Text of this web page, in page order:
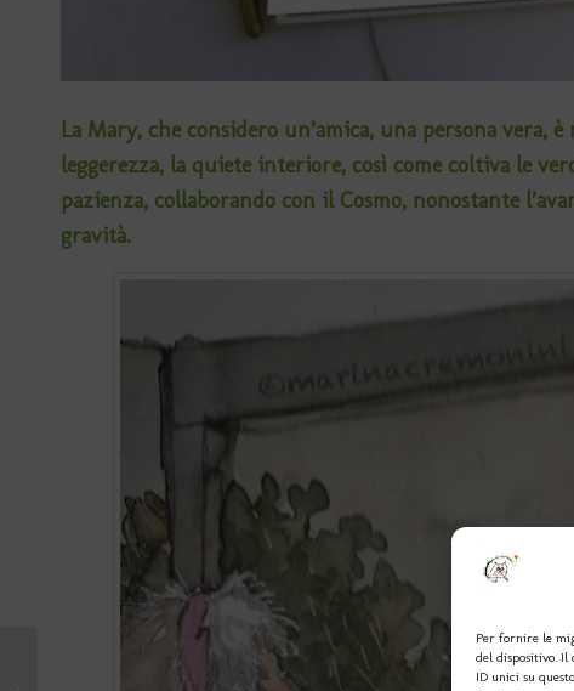
Per fornire le
del dispositivo. Il
ID unici su
La Mary, che considero un’amica, una persona
leggerezza, la quiete interiore, così come coltiva le
pazienza, collaborando con il Cosmo, nonostante
gravità.